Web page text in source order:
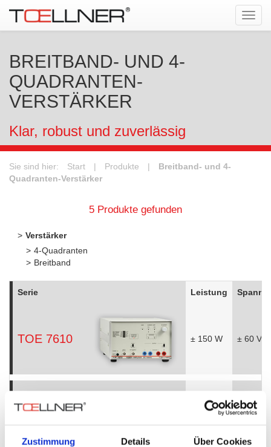
Zustimmung Details Über Cookies
BREITBAND- UND 4-
QUADRANTEN-
VERSTÄRKER
Klar, robust und zuverlässig
Sie sind hier: Start | Produkte |
Breitband- und 4-
Quadranten-Verstärker
5 Produkte gefunden
Verstärker
4-Quadranten
Breitband
Serie Leistung
TOE 7610 ± 150 W ± 60 V
± 320 W ± 100 V